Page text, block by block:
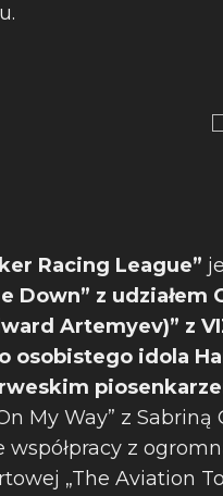
Racing League”
Down” z udziałem
Artemyev)” z
osobistego idola
My Way” z Sabriną
współpracy z
„The Aviation